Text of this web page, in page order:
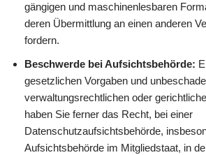
gängigen und maschinenlesbaren
deren Übermittlung an einen anderen
fordern.
Beschwerde bei Aufsichtsbehörde:
gesetzlichen Vorgaben und
verwaltungsrechtlichen oder
haben Sie ferner das Recht, bei einer
Datenschutzaufsichtsbehörde,
Aufsichtsbehörde im Mitgliedstaat, in